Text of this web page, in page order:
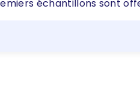
échantillons sont